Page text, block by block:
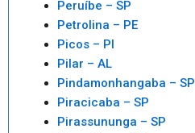
Peruíbe – SP
Petrolina – PE
Picos – PI
Pilar – AL
Pindamonhangaba – SP
Piracicaba – SP
Pirassununga – SP